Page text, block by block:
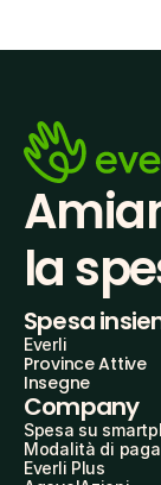
la
Spesa
Everli
Province Attive
Insegne
Company
Spesa su
Modalità di
Everli Plus